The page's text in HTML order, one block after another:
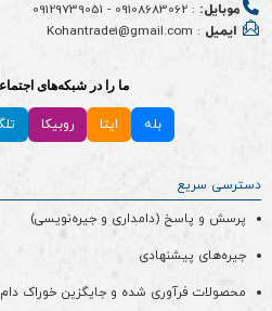
موبایل: :
09108683062
-
09129739051
ایمیل : Kohantrade1@gmail.com
ما را در شبکه‌های
بله ایتا روبیکا
دسترسی سریع
پرسش و پاسخ (دامداری و جیره‌نویسی)
جیره‌های پیشنهادی
محصولات فرآوری شده و جایگزین خوراک دام